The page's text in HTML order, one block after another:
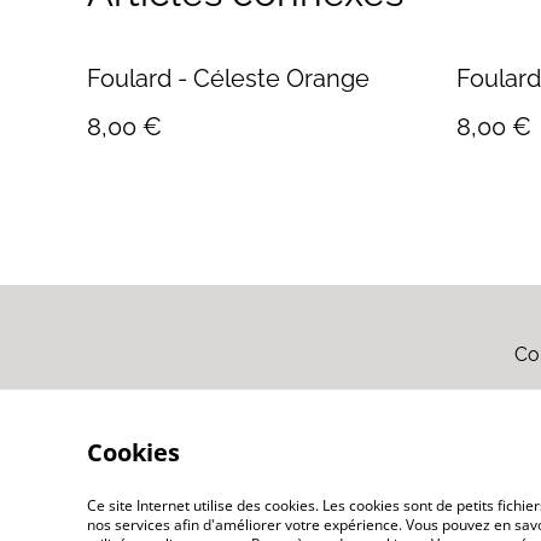
Foulard - Céleste Orange
8,00 €
8,00 €
Cookies
Ce site Internet utilise des cookies. Les cookies sont de petits
nos services afin d'améliorer votre expérience. Vous pouvez en